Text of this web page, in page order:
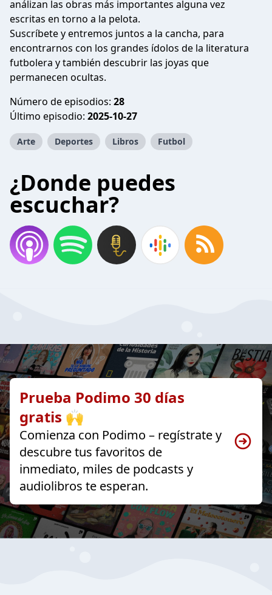
análizan las obras más importantes alguna vez
escritas en torno a la pelota.
Suscríbete y entremos juntos a la cancha, para
encontrarnos con los grandes ídolos de la literatura
futbolera y también descubrir las joyas que
permanecen ocultas.
Número de episodios: 28
Último episodio: 2025-10-27
Arte Deportes Libros Futbol
¿Donde puedes
escuchar?
Prueba Podimo 30 días
gratis 🙌
Comienza con Podimo – regístrate y
descubre tus favoritos de
inmediato, miles de podcasts y
audiolibros te esperan.